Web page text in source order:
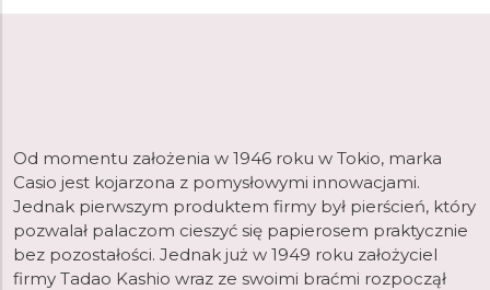
Od momentu założenia w 1946 roku w Tokio, marka
Casio jest kojarzona z pomysłowymi innowacjami.
Jednak pierwszym produktem firmy był pierścień, który
pozwalał palaczom cieszyć się papierosem praktycznie
bez pozostałości. Jednak już w 1949 roku założyciel
firmy Tadao Kashio wraz ze swoimi braćmi rozpoczął